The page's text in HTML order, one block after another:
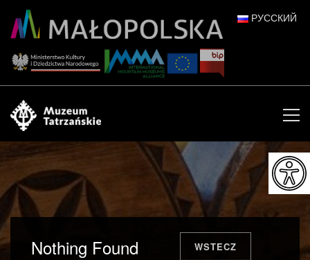
DEUTSCH
ENGLISH
ESPAÑOL
FRANÇAIS
РУССКИЙ
Nothing Found WSTECZ